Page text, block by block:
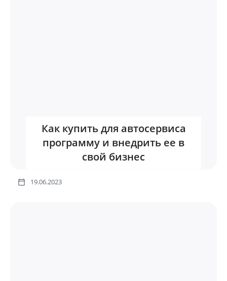
Как купить для автосервиса
программу и внедрить ее в
свой бизнес
19.06.2023